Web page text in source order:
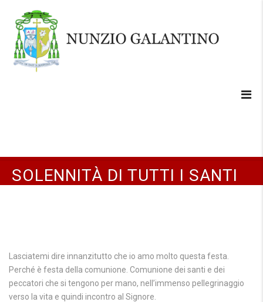
SOLENNITÀ DI TUTTI I SANTI
Lasciatemi dire innanzitutto che io amo molto questa festa.
Perché è festa della comunione. Comunione dei santi e dei
peccatori che si tengono per mano, nell’immenso pellegrinaggio
verso la vita e quindi incontro al Signore.